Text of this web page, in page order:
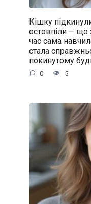
Кішку
остовпіли — що
час сама
стала
покинутому
0 5